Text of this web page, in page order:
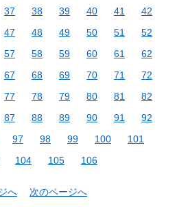
37 38 39 40 41
42
47 48 49 50 51
52
57 58 59 60 61
62
67 68 69 70 71
72
77 78 79 80 81
82
87 88 89 90 91
92
97 98 99 100
101
104 105 106
へ 次のページへ